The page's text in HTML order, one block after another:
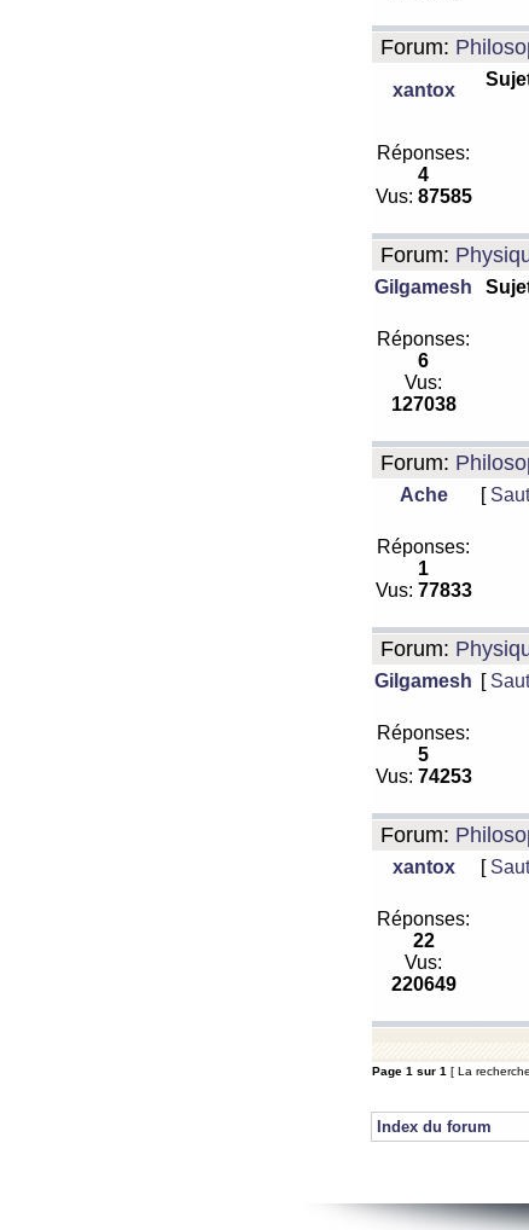
Forum:
xantox
Réponses:
4
Vus: 87585
Forum:
Gilgamesh
Réponses:
6
Vus:
127038
Forum:
Ache [
Réponses:
1
Vus: 77833
Forum:
Gilgamesh [
Réponses:
5
Vus: 74253
Forum:
xantox [
Réponses:
22
Vus:
220649
Page 1 sur 1 [ La
Index du forum